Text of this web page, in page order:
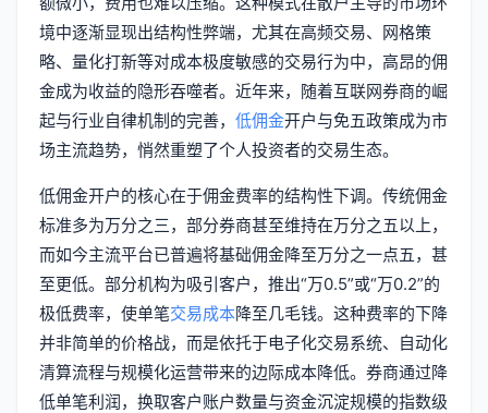
境中逐渐显现出结构性弊端，尤其在高频交易、网格策
略、量化打新等对成本极度敏感的交易行为中，高昂的佣
金成为收益的隐形吞噬者。近年来，随着互联网券商的崛
起与行业自律机制的完善， 低佣金开户与免五政策成为市
场主流趋势，悄然重塑了个人投资者的交易生态。
低佣金开户的核心在于佣金费率的结构性下调。传统佣金
标准多为万分之三，部分券商甚至维持在万分之五以上，
而如今主流平台已普遍将基础佣金降至万分之一点五，甚
至更低。部分机构为吸引客户，推出“万0.5”或“万0.2”的
极低费率，使单笔交易成本降至几毛钱。这种费率的下降
并非简单的价格战，而是依托于电子化交易系统、自动化
清算流程与规模化运营带来的边际成本降低。券商通过降
低单笔利润，换取客户账户数量与资金沉淀规模的指数级